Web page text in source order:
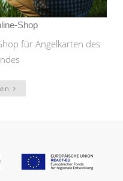
Shop
für Angelkarten des